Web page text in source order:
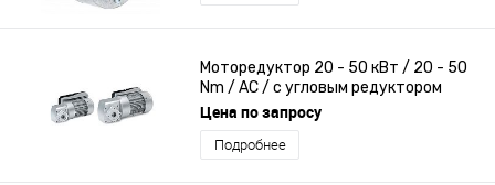
Моторедуктор 20 - 50 кВт / 20 - 50
Nm / AC / с угловым редуктором
Цена по запросу
Подробнее